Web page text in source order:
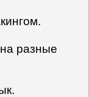
разные